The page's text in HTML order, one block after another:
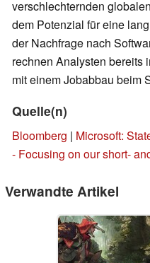
verschlechternden
dem Potenzial für eine
der Nachfrage nach
rechnen Analysten bereits
mit einem Jobabbau beim
Quelle(n)
Bloomberg | Microsoft:
- Focusing on our short-
Verwandte Artikel